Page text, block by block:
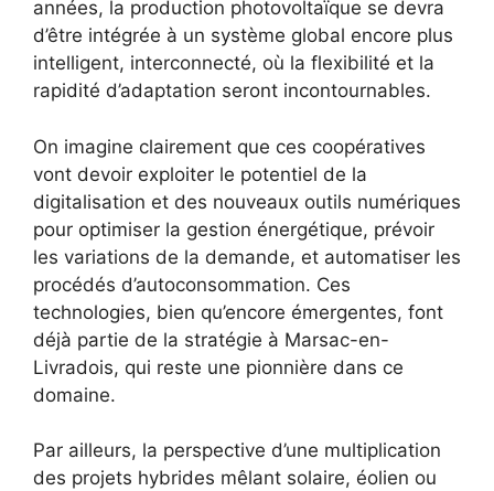
années, la production photovoltaïque se devra
d’être intégrée à un système global encore plus
intelligent, interconnecté, où la flexibilité et la
rapidité d’adaptation seront incontournables.
On imagine clairement que ces coopératives
vont devoir exploiter le potentiel de la
digitalisation et des nouveaux outils numériques
pour optimiser la gestion énergétique, prévoir
les variations de la demande, et automatiser les
procédés d’autoconsommation. Ces
technologies, bien qu’encore émergentes, font
déjà partie de la stratégie à Marsac-en-
Livradois, qui reste une pionnière dans ce
domaine.
Par ailleurs, la perspective d’une multiplication
des projets hybrides mêlant solaire, éolien ou